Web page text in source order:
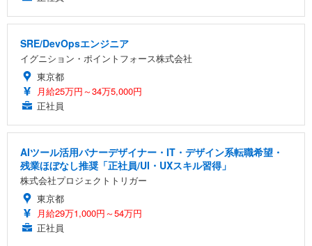
SRE/DevOpsエンジニア
イグニション・ポイントフォース株式会社
東京都
月給25万円～34万5,000円
正社員
AIツール活用バナーデザイナー・IT・デザイン系転職希望・
残業ほぼなし推奨「正社員/UI・UXスキル習得」
株式会社プロジェクトトリガー
東京都
月給29万1,000円～54万円
正社員